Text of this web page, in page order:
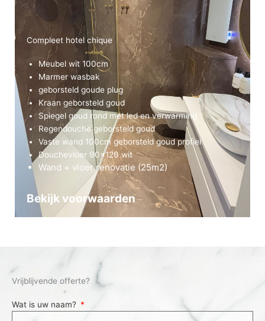
Compleet hotel chique
Meubel wit 100cm
Marmer wasbak
geborsteld goude plug
Kraan geborsteld goud
Spiegel goud rond met led en verwarming
Regendouche geborsteld goud
Vaste wand 100cm geborsteld goud profiel
Douchevloer 90×120 wit
Wand + vloer renovatie (25m2)
Bekijk voorwaarden
Vrijblijvende offerte?
Wat is uw naam?